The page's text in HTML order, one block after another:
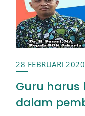
28 FEBRUARI 2020
Guru
dalam